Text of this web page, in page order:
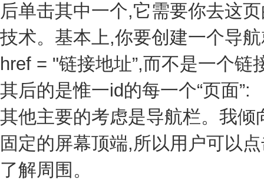
后单击其中一个,它需要你去这
技术。基本上,你要创建一个导
href = "链接地址”,而不是一个
其后的是惟一id的每一个“页面”:
其他主要的考虑是导航栏。我
固定的屏幕顶端,所以用户可以
了解周围。